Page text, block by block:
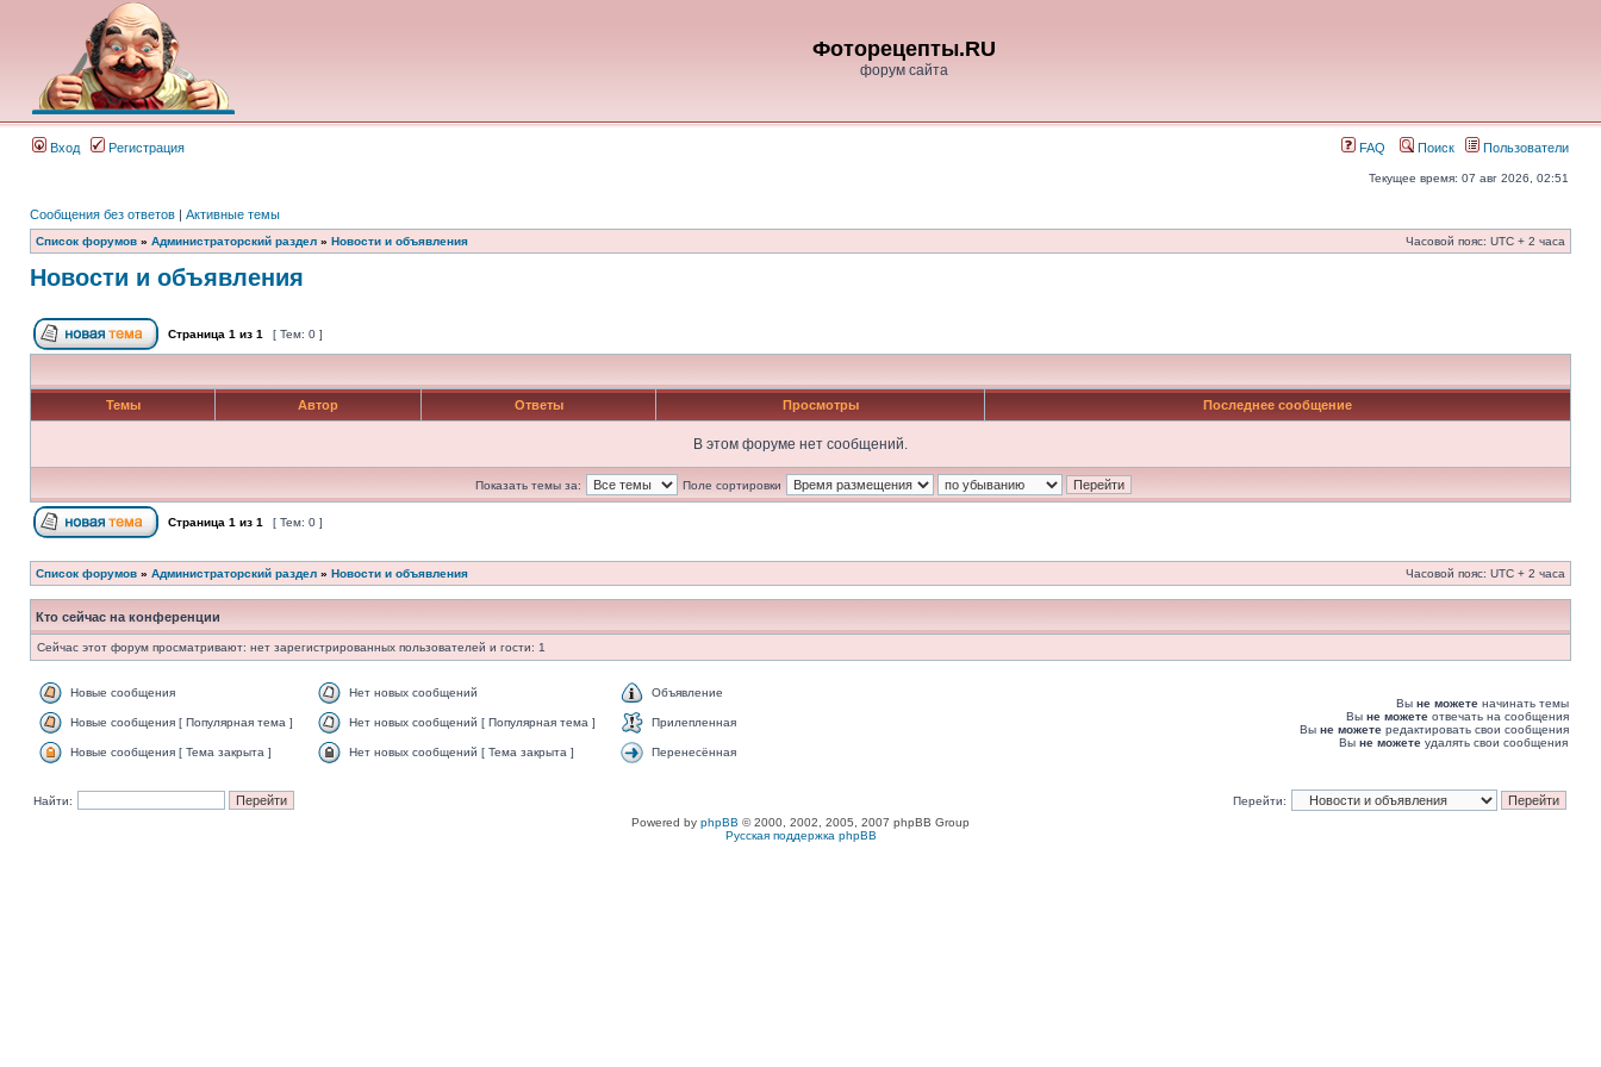
Фоторецепты.RU
форум сайта
Вход Регистрация FAQ Поиск Пользователи
Текущее время: 07 авг 2026, 02:51
Сообщения без ответов | Активные темы
Список форумов » Администраторский раздел » Новости и объявления Часовой пояс: UTC + 2 часа
Новости и объявления
Страница 1 из 1 [ Тем: 0 ]
Темы Автор Ответы Просмотры Последнее сообщение
В этом форуме нет сообщений.
Показать темы за: Поле сортировки
Страница 1 из 1 [ Тем: 0 ]
Список форумов » Администраторский раздел » Новости и объявления Часовой пояс: UTC + 2 часа
Кто сейчас на конференции
Сейчас этот форум просматривают: нет зарегистрированных пользователей и гости: 1
Новые сообщения Нет новых сообщений Объявление
Новые сообщения [ Популярная тема ] Нет новых сообщений [ Популярная тема ] Прилепленная
Новые сообщения [ Тема закрыта ] Нет новых сообщений [ Тема закрыта ] Перенесённая
Вы не можете начинать темы
Вы не можете отвечать на сообщения
Вы не можете редактировать свои сообщения
Вы не можете удалять свои сообщения
Найти:
Перейти:
Powered by phpBB © 2000, 2002, 2005, 2007 phpBB Group
Русская поддержка phpBB